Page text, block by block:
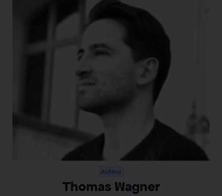
Auteur
Thomas Wagner